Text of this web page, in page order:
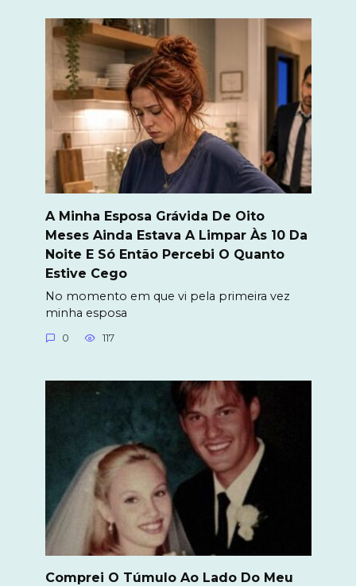
A Minha Esposa Grávida De Oito
Meses Ainda Estava A Limpar Às 10 Da
Noite E Só Então Percebi O Quanto
Estive Cego
No momento em que vi pela primeira vez
minha esposa
0 117
Comprei O Túmulo Ao Lado Do Meu